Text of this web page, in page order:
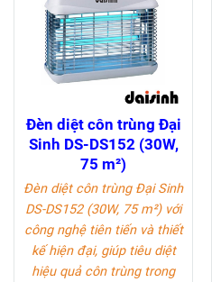
Đèn diệt côn trùng Đại
Sinh DS-DS152 (30W,
75 m²)
Đèn diệt côn trùng Đại Sinh
DS-DS152 (30W, 75 m²) với
công nghệ tiên tiến và thiết
kế hiện đại, giúp tiêu diệt
hiệu quả côn trùng trong